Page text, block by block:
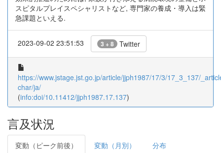
スピタルプレイスペシャリストなど, 専門家の養成・導入は緊
急課題といえる.
2023-09-02 23:51:53 3 + 8 Twitter
https://www.jstage.jst.go.jp/article/jjph1987/17/3/17_3_137/
char/ja/
(info:doi/10.11412/jjph1987.17.137)
言及状況
変動（ピーク前後） 変動（月別） 分布